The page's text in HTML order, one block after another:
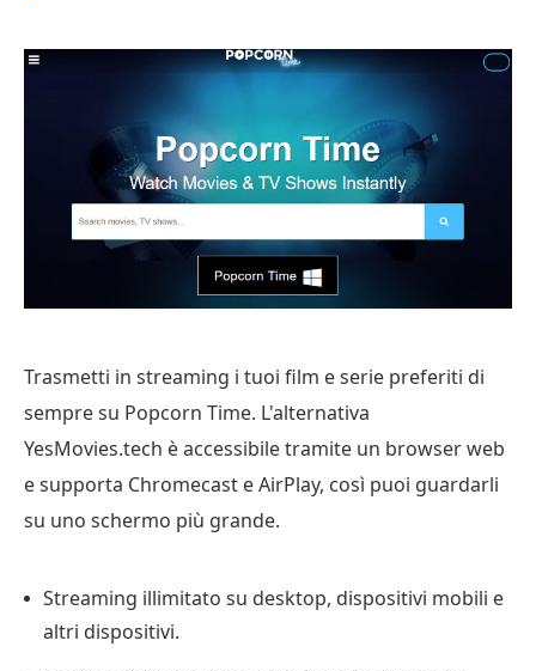
Trasmetti in streaming i tuoi film e serie preferiti di
sempre su Popcorn Time. L'alternativa
YesMovies.tech è accessibile tramite un browser web
e supporta Chromecast e AirPlay, così puoi guardarli
su uno schermo più grande.
Streaming illimitato su desktop, dispositivi mobili e
altri dispositivi.